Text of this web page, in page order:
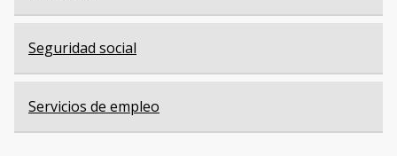
Seguridad social
Servicios de empleo